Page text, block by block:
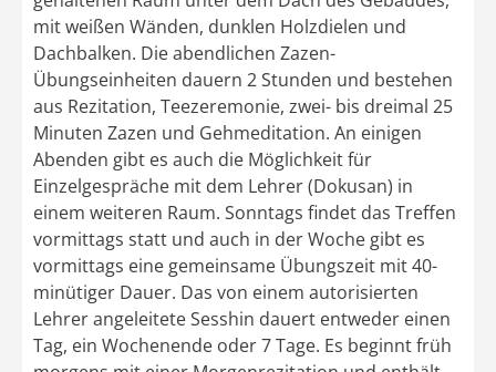
mit weißen Wänden, dunklen Holzdielen und
Dachbalken. Die abendlichen Zazen-
Übungseinheiten dauern 2 Stunden und bestehen
aus Rezitation, Teezeremonie, zwei- bis dreimal 25
Minuten Zazen und Gehmeditation. An einigen
Abenden gibt es auch die Möglichkeit für
Einzelgespräche mit dem Lehrer (Dokusan) in
einem weiteren Raum. Sonntags findet das Treffen
vormittags statt und auch in der Woche gibt es
vormittags eine gemeinsame Übungszeit mit 40-
minütiger Dauer. Das von einem autorisierten
Lehrer angeleitete Sesshin dauert entweder einen
Tag, ein Wochenende oder 7 Tage. Es beginnt früh